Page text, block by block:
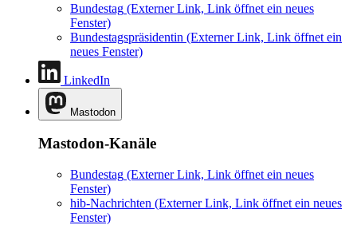
Bundestag (Externer Link, Link öffnet ein neues
Fenster)
Bundestagspräsidentin (Externer Link, Link öffnet ein
neues Fenster)
LinkedIn
Mastodon
Mastodon-Kanäle
Bundestag (Externer Link, Link öffnet ein neues
Fenster)
hib-Nachrichten (Externer Link, Link öffnet ein neues
Fenster)